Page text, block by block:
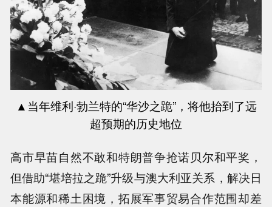
▲当年维利·勃兰特的“华沙之跪”，将他抬到了远
超预期的历史地位
高市早苗自然不敢和特朗普争抢诺贝尔和平奖，
但借助“堪培拉之跪”升级与澳大利亚关系，解决日
本能源和稀土困境，拓展军事贸易合作范围却差